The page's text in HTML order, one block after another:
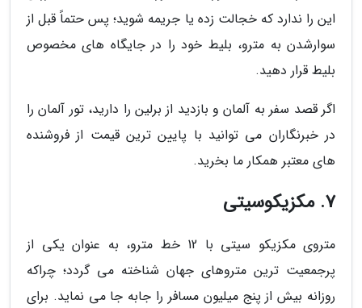
این را ندارد که خجالت زده یا جریمه شوید؛ پس حتماً قبل از
سوارشدن به مترو، بلیط خود را در جایگاه های مخصوص
بلیط قرار دهید.
اگر قصد سفر به آلمان و بازدید از برلین را دارید، تور آلمان را
در خبرنگاران می توانید با پایین ترین قیمت از فروشنده
های معتبر همکار ما بخرید.
7. مکزیکوسیتی
متروی مکزیکو سیتی با 12 خط مترو، به عنوان یکی از
پرجمعیت ترین متروهای جهان شناخته می گردد؛ چراکه
روزانه بیش از پنج میلیون مسافر را جابه جا می نماید. برای